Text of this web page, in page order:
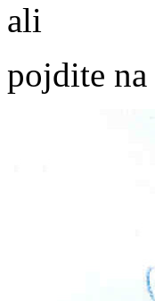
ali
pojdite na